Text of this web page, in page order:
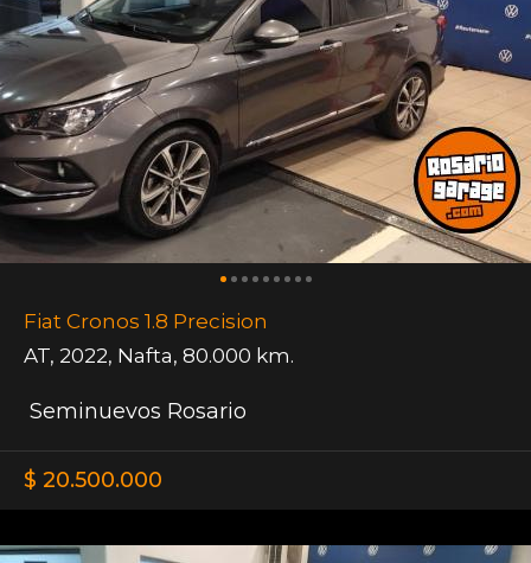
Fiat Cronos 1.8 Precision
AT, 2022, Nafta, 80.000 km.
Seminuevos Rosario
$ 20.500.000